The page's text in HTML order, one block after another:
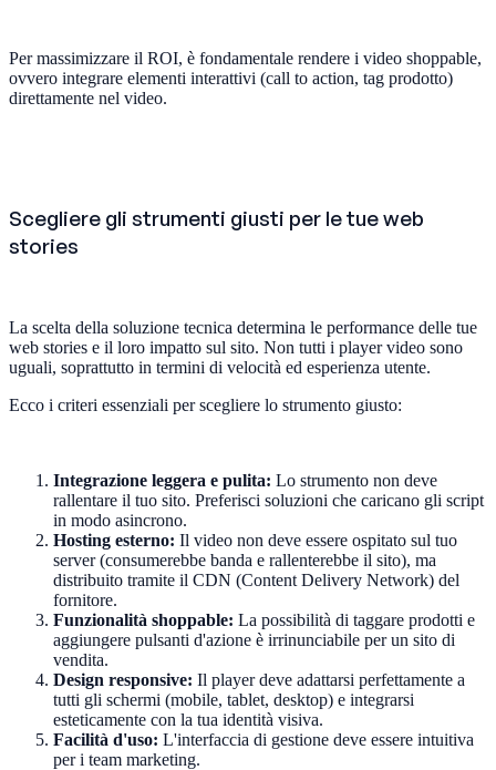
Per massimizzare il ROI, è fondamentale rendere i video shoppable,
ovvero integrare elementi interattivi (call to action, tag prodotto)
direttamente nel video.
Scegliere gli strumenti giusti per le tue web
stories
La scelta della soluzione tecnica determina le performance delle tue
web stories e il loro impatto sul sito. Non tutti i player video sono
uguali, soprattutto in termini di velocità ed esperienza utente.
Ecco i criteri essenziali per scegliere lo strumento giusto:
Integrazione leggera e pulita: Lo strumento non deve
rallentare il tuo sito. Preferisci soluzioni che caricano gli script
in modo asincrono.
Hosting esterno: Il video non deve essere ospitato sul tuo
server (consumerebbe banda e rallenterebbe il sito), ma
distribuito tramite il CDN (Content Delivery Network) del
fornitore.
Funzionalità shoppable: La possibilità di taggare prodotti e
aggiungere pulsanti d'azione è irrinunciabile per un sito di
vendita.
Design responsive: Il player deve adattarsi perfettamente a
tutti gli schermi (mobile, tablet, desktop) e integrarsi
esteticamente con la tua identità visiva.
Facilità d'uso: L'interfaccia di gestione deve essere intuitiva
per i team marketing.